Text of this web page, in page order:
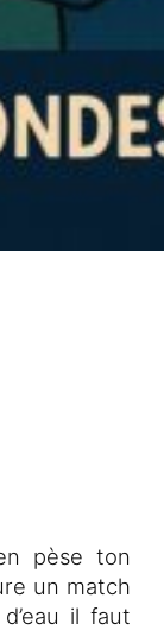
pèse ton
un match
il faut